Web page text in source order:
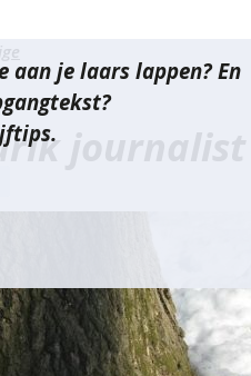
aan je laars lappen? En
journalist 2